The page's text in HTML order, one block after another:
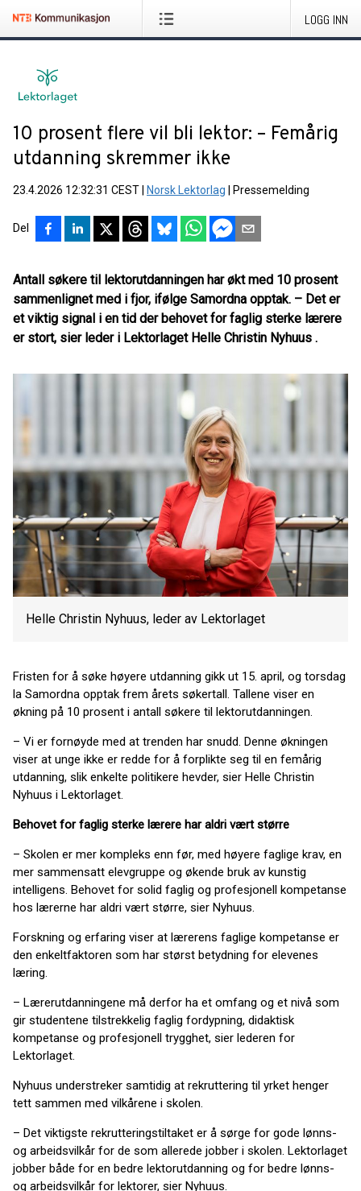
LOGG INN
10 prosent flere vil bli lektor: – Femårig
utdanning skremmer ikke
23.4.2026 12:32:31 CEST Norsk Lektorlag Pressemelding
Del
Antall søkere til lektorutdanningen har økt med 10 prosent
sammenlignet med i fjor, ifølge Samordna opptak. – Det er
et viktig signal i en tid der behovet for faglig sterke lærere
er stort, sier leder i Lektorlaget Helle Christin Nyhuus .
Helle Christin Nyhuus, leder av Lektorlaget
Fristen for å søke høyere utdanning gikk ut 15. april, og torsdag
la Samordna opptak frem årets søkertall. Tallene viser en
økning på 10 prosent i antall søkere til lektorutdanningen.
– Vi er fornøyde med at trenden har snudd. Denne økningen
viser at unge ikke er redde for å forplikte seg til en femårig
utdanning, slik enkelte politikere hevder, sier Helle Christin
Nyhuus i Lektorlaget.
Behovet for faglig sterke lærere har aldri vært større
– Skolen er mer kompleks enn før, med høyere faglige krav, en
mer sammensatt elevgruppe og økende bruk av kunstig
intelligens. Behovet for solid faglig og profesjonell kompetanse
hos lærerne har aldri vært større, sier Nyhuus.
Forskning og erfaring viser at lærerens faglige kompetanse er
den enkeltfaktoren som har størst betydning for elevenes
læring.
– Lærerutdanningene må derfor ha et omfang og et nivå som
gir studentene tilstrekkelig faglig fordypning, didaktisk
kompetanse og profesjonell trygghet, sier lederen for
Lektorlaget.
Nyhuus understreker samtidig at rekruttering til yrket henger
tett sammen med vilkårene i skolen.
– Det viktigste rekrutteringstiltaket er å sørge for gode lønns-
og arbeidsvilkår for de som allerede jobber i skolen. Lektorlaget
jobber både for en bedre lektorutdanning og for bedre lønns-
og arbeidsvilkår for lektorer, sier Nyhuus.